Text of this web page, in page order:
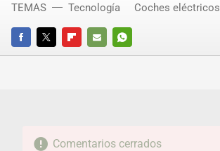
FACEBOOKTWITTERFLIPBOARD
E-
WHATSAPP
TEMAS Tecnología Coches eléctricos
Comentarios cerrados